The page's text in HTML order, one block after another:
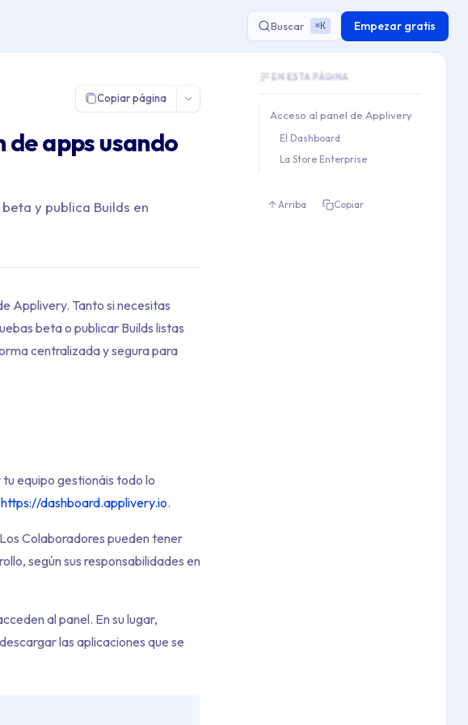
Buscar ⌘K Empezar gratis
Copiar página
apps usando
y publica Builds en
Applivery. Tanto si necesitas
beta o publicar Builds listas
centralizada y segura para
equipo gestionáis todo lo
https://dashboard.applivery.io.
Colaboradores pueden tener
según sus responsabilidades en
al panel. En su lugar,
las aplicaciones que se
Key topics covered: Acceso al panel de
Section hierarchy:
   1.1. El Dashboard
EN ESTA PÁGINA
Acceso al panel de Applivery
El Dashboard
La Store Enterprise
Arriba Copiar